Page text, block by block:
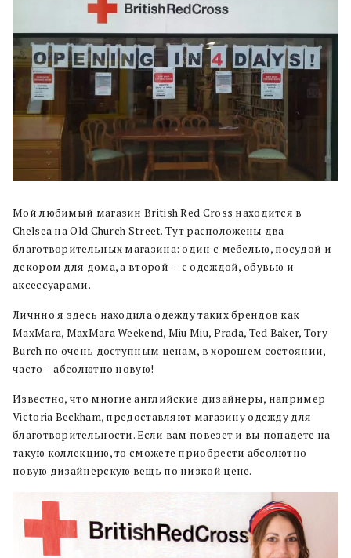
Мой любимый магазин British Red Cross находится в
Chelsea на Old Church Street. Тут расположены два
благотворительных магазина: один с мебелью, посудой и
декором для дома, а второй — с одеждой, обувью и
аксессуарами.
Личнно я здесь находила одежду таких брендов как
MaxMara, MaxMara Weekend, Miu Miu, Prada, Ted Baker, Tory
Burch по очень доступным ценам, в хорошем состоянии,
часто – абсолютно новую!
Известно, что многие английские дизайнеры, например
Victoria Beckham, предоставляют магазину одежду для
благотворительности. Если вам повезет и вы попадете на
такую коллекцию, то сможете приобрести абсолютно
новую дизайнерскую вещь по низкой цене.